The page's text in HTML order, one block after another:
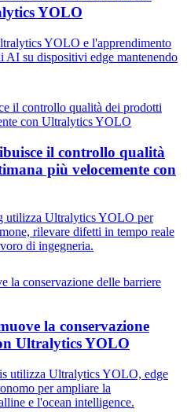
YOLO
YOLO e l'apprendimento
AI su dispositivi edge mantenendo
il controllo qualità
più velocemente con
utilizza Ultralytics YOLO per
rilevare difetti in tempo reale
di ingegneria.
la conservazione
Ultralytics YOLO
utilizza Ultralytics YOLO, edge
per ampliare la
e l'ocean intelligence.